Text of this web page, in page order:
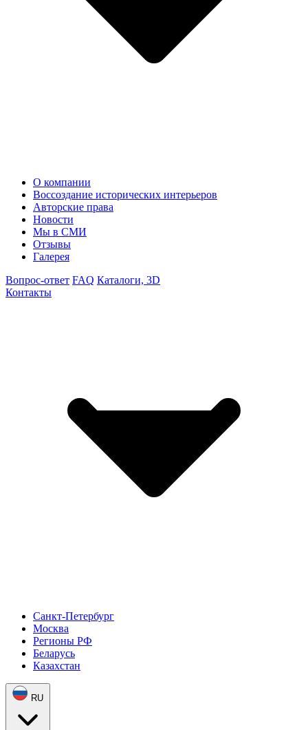
О компании
Воссоздание исторических интерьеров
Авторские права
Новости
Мы в СМИ
Отзывы
Галерея
Вопрос-ответ FAQ Каталоги, 3D
Контакты
Санкт-Петербург
Москва
Регионы РФ
Беларусь
Казахстан
RU